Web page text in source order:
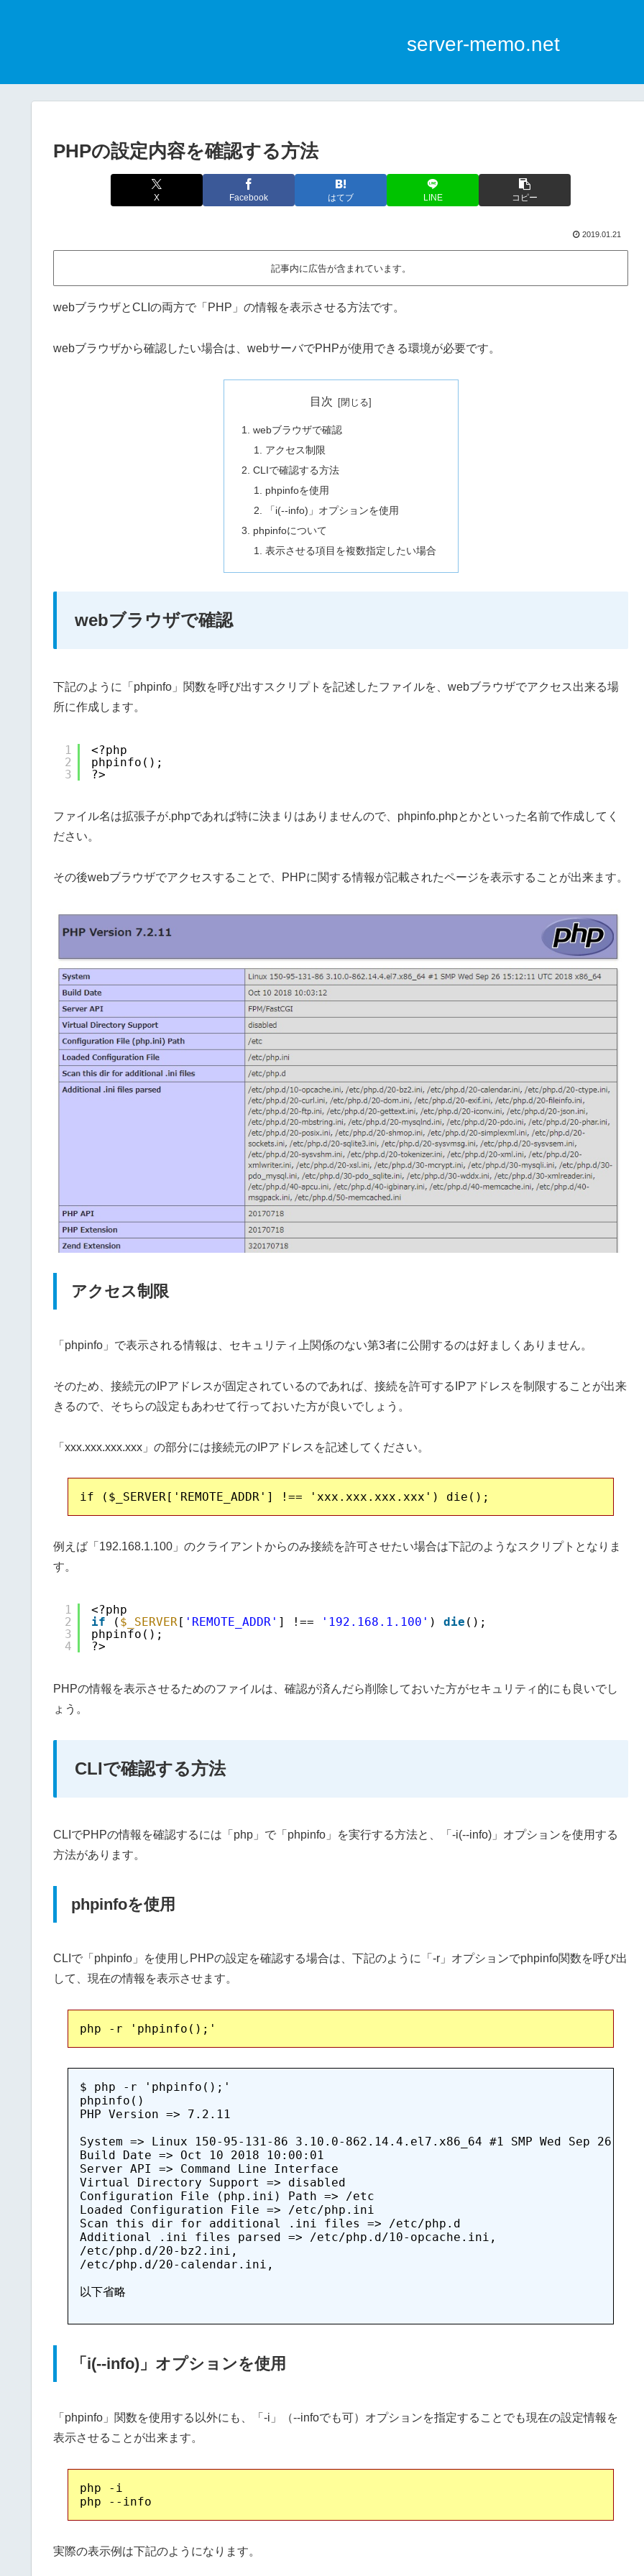
server-memo.net
PHPの設定内容を確認する方法
X Facebook はてブ LINE コピー
2019.01.21
記事内に広告が含まれています。
webブラウザとCLIの両方で「PHP」の情報を表示させる方法です。
webブラウザから確認したい場合は、webサーバでPHPが使用できる環境が必要です。
目次
webブラウザで確認
アクセス制限
CLIで確認する方法
phpinfoを使用
「i(--info)」オプションを使用
phpinfoについて
表示させる項目を複数指定したい場合
webブラウザで確認
下記のように「phpinfo」関数を呼び出すスクリプトを記述したファイルを、webブラウザでアクセス出来る場
所に作成します。
1
2
3
<?php
phpinfo();
?>
ファイル名は拡張子が.phpであれば特に決まりはありませんので、phpinfo.phpとかといった名前で作成してく
ださい。
その後webブラウザでアクセスすることで、PHPに関する情報が記載されたページを表示することが出来ます。
アクセス制限
「phpinfo」で表示される情報は、セキュリティ上関係のない第3者に公開するのは好ましくありません。
そのため、接続元のIPアドレスが固定されているのであれば、接続を許可するIPアドレスを制限することが出来
きるので、そちらの設定もあわせて行っておいた方が良いでしょう。
「xxx.xxx.xxx.xxx」の部分には接続元のIPアドレスを記述してください。
例えば「192.168.1.100」のクライアントからのみ接続を許可させたい場合は下記のようなスクリプトとなりま
す。
1
2
3
4
<?php
if
( $_SERVER[ 'REMOTE_ADDR' ] !== '192.168.1.100' ) die ();
phpinfo();
?>
PHPの情報を表示させるためのファイルは、確認が済んだら削除しておいた方がセキュリティ的にも良いでし
ょう。
CLIで確認する方法
CLIでPHPの情報を確認するには「php」で「phpinfo」を実行する方法と、「-i(--info)」オプションを使用する
方法があります。
phpinfoを使用
CLIで「phpinfo」を使用しPHPの設定を確認する場合は、下記のように「-r」オプションでphpinfo関数を呼び出
して、現在の情報を表示させます。
$ php -r 'phpinfo();'
phpinfo()
PHP Version => 7.2.11
System => Linux 150-95-131-86 3.10.0-862.14.4.el7.x86_64 #1 SMP Wed Sep 26
Build Date => Oct 10 2018 10:00:01
Server API => Command Line Interface
Virtual Directory Support => disabled
Configuration File (php.ini) Path => /etc
Loaded Configuration File => /etc/php.ini
Scan this dir for additional .ini files => /etc/php.d
Additional .ini files parsed => /etc/php.d/10-opcache.ini,
/etc/php.d/20-bz2.ini,
/etc/php.d/20-calendar.ini,
以下省略
「i(--info)」オプションを使用
「phpinfo」関数を使用する以外にも、「-i」（--infoでも可）オプションを指定することでも現在の設定情報を
表示させることが出来ます。
php -i
実際の表示例は下記のようになります。